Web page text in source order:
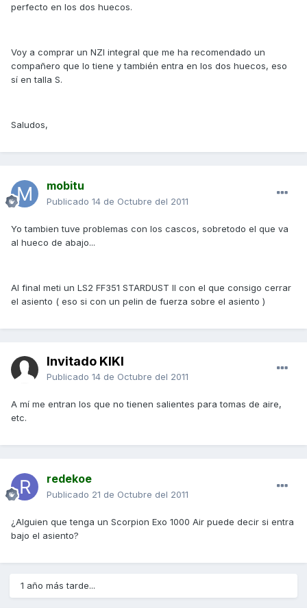
perfecto en los dos huecos.
Voy a comprar un NZI integral que me ha recomendado un
compañero que lo tiene y también entra en los dos huecos, eso
sí en talla S.
Saludos,
mobitu
Publicado 14 de Octubre del 2011
Yo tambien tuve problemas con los cascos, sobretodo el que va
al hueco de abajo...
Al final meti un LS2 FF351 STARDUST II con el que consigo cerrar
el asiento ( eso si con un pelin de fuerza sobre el asiento )
Invitado KIKI
Publicado 14 de Octubre del 2011
A mí me entran los que no tienen salientes para tomas de aire,
etc.
redekoe
Publicado 21 de Octubre del 2011
¿Alguien que tenga un Scorpion Exo 1000 Air puede decir si entra
bajo el asiento?
1 año más tarde...